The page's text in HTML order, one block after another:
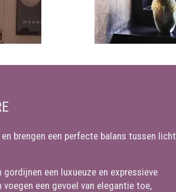
brengen een perfecte balans tussen licht
een luxueuze en expressieve
een gevoel van elegantie toe,